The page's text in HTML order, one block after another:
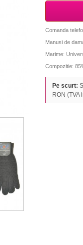
Comanda
Manusi de
Marime:
Compozitie:
Pe scurt:
RON (TVA